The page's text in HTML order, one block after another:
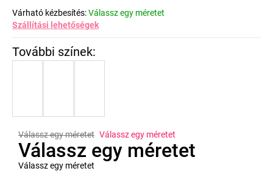
Várható kézbesítés:Válassz egy méretet
Szállítási lehetőségek
Válassz egy méretet Válassz egy méretet
Válassz egy méretet
Válassz egy méretet